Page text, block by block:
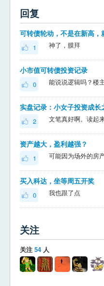
回复
可转债轮动，不是在新高，
1 神了，膜拜
小市值可转债投资记录
0 能说说逻辑吗？楼
实盘记录：小女子投资成长
2 文笔真好啊。读起
资产越大，盈利越强？
1
买入科达，坐等周五开奖
0 我也跟了点
关注
关注 54 人